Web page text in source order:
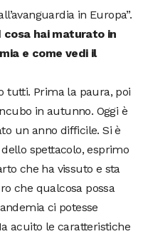
in Europa”.
cosa hai maturato in
e come vedi il
tutti. Prima la paura, poi
in autunno. Oggi è
un anno difficile. Si è
spettacolo, esprimo
che ha vissuto e sta
che qualcosa possa
ci potesse
acuito le caratteristiche